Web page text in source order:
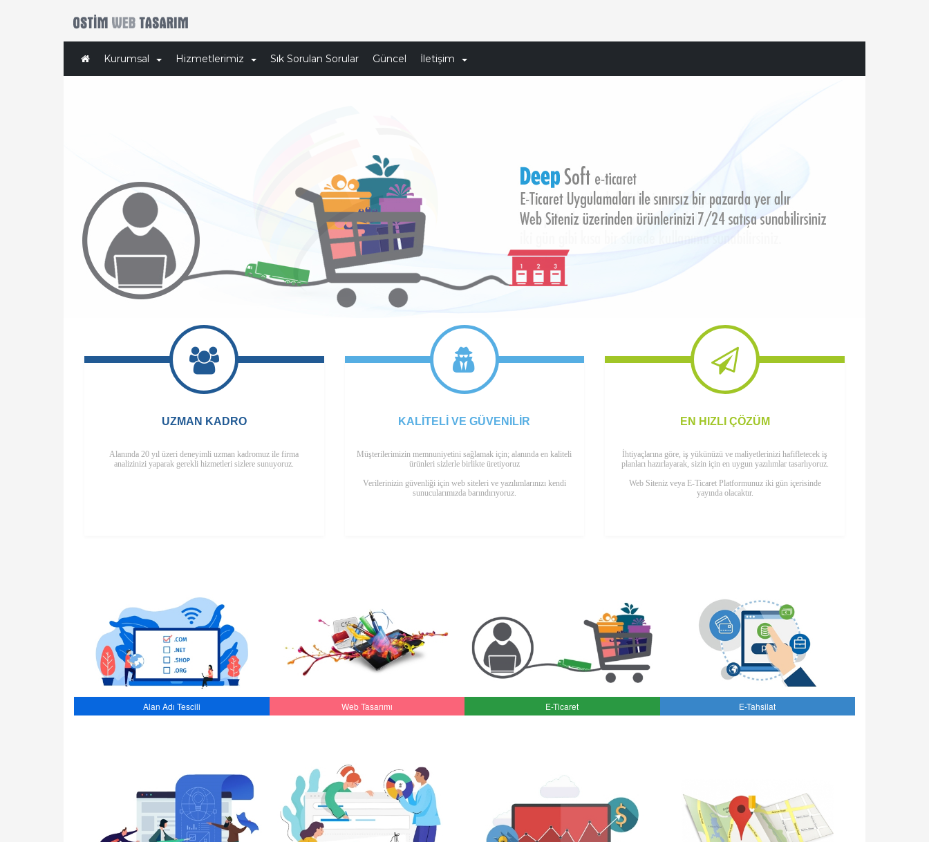
Kurumsal Hizmetlerimiz Sık Sorulan Sorular Güncel İletişim
UZMAN KADRO
Alanında 20 yıl üzeri deneyimli uzman kadromuz ile firma
analizinizi yaparak gerekli hizmetleri sizlere sunuyoruz.
KALITELI VE GÜVENILIR
Müşterilerimizin memnuniyetini sağlamak için; alanında en kaliteli
ürünleri sizlerle birlikte üretiyoruz
Verilerinizin güvenliği için web siteleri ve yazılımlarınızı kendi
sunucularımızda barındırıyoruz.
EN HIZLI ÇÖZÜM
İhtiyaçlarına göre, iş yükünüzü ve maliyetlerinizi hafifletecek iş
planları hazırlayarak, sizin için en uygun yazılımlar tasarlıyoruz.
Web Siteniz veya E-Ticaret Platformunuz iki gün içerisinde
yayında olacaktır.
Alan Adı Tescili Web Tasarımı E-Ticaret E-Tahsilat